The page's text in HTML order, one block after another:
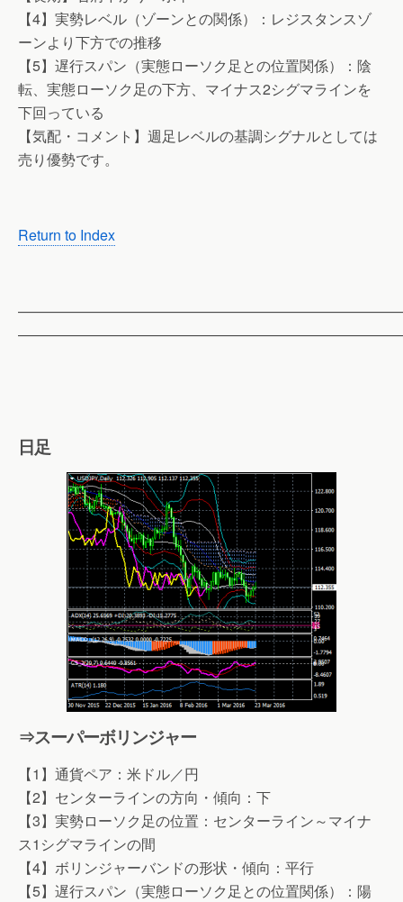
【4】実勢レベル（ゾーンとの関係）：レジスタンスゾ
ーンより下方での推移
【5】遅行スパン（実態ローソク足との位置関係）：陰
転、実態ローソク足の下方、マイナス2シグマラインを
下回っている
【気配・コメント】週足レベルの基調シグナルとしては
売り優勢です。
Return to Index
日足
⇒スーパーボリンジャー
【1】通貨ペア：米ドル／円
【2】センターラインの方向・傾向：下
【3】実勢ローソク足の位置：センターライン～マイナ
ス1シグマラインの間
【4】ボリンジャーバンドの形状・傾向：平行
【5】遅行スパン（実態ローソク足との位置関係）：陽